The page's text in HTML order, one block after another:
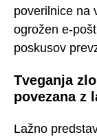
poverilnice na
ogrožen e-
poskusov
Tveganja
povezana z
Lažno